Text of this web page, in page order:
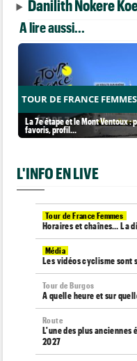
Danilith Nokere
A lire aussi...
TOUR DE FRANCE FEMMES
La 7e étape et le Mont Ventoux :
favoris, profil…
L'INFO EN LIVE
Tour de France Femmes
Horaires et chaînes… La
Média
Les vidéos cyclisme sont
Tour de Burgos
A quelle heure et sur
Route
L'une des plus anciennes
2027